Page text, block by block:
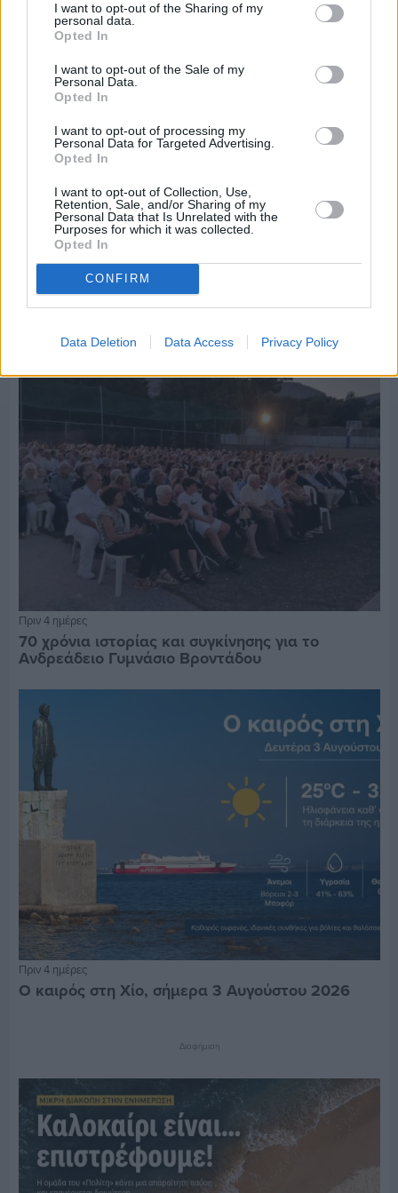
I want to opt-out of the Sharing of my
personal data.
Opted In
I want to opt-out of the Sale of my
Personal Data.
Opted In
I want to opt-out of processing my
Personal Data for Targeted Advertising.
Opted In
I want to opt-out of Collection, Use,
Retention, Sale, and/or Sharing of my
Personal Data that Is Unrelated with the
Purposes for which it was collected.
Opted In
CONFIRM
Data Deletion Data Access Privacy Policy
Πριν 4 ημέρες
Παραμονή Δεκαπενταύγουστου με μεγάλο
πανηγύρι στη Σιδηρούντα
Πριν 4 ημέρες
70 χρόνια ιστορίας και συγκίνησης για το
Ανδρεάδειο Γυμνάσιο Βροντάδου
Πριν 4 ημέρες
Ο καιρός στη Χίο, σήμερα 3 Αυγούστου 2026
Διαφήμιση